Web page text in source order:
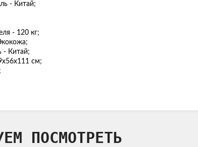
- Китай;
- 120 кг;
- Китай;
см;
ПОСМОТРЕТЬ